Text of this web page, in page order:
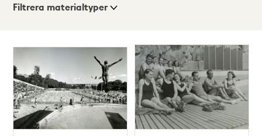
Visningsläge
Lista
Filtrera materialtyper
träffar